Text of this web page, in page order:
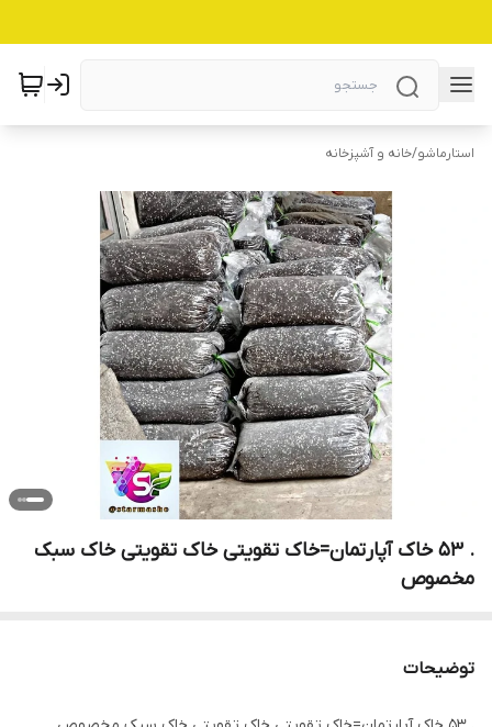
استارماشو/خانه و آشپزخانه
. 53 خاک آپارتمان=خاک تقویتی خاک تقویتی خاک سبک
مخصوص
توضیحات